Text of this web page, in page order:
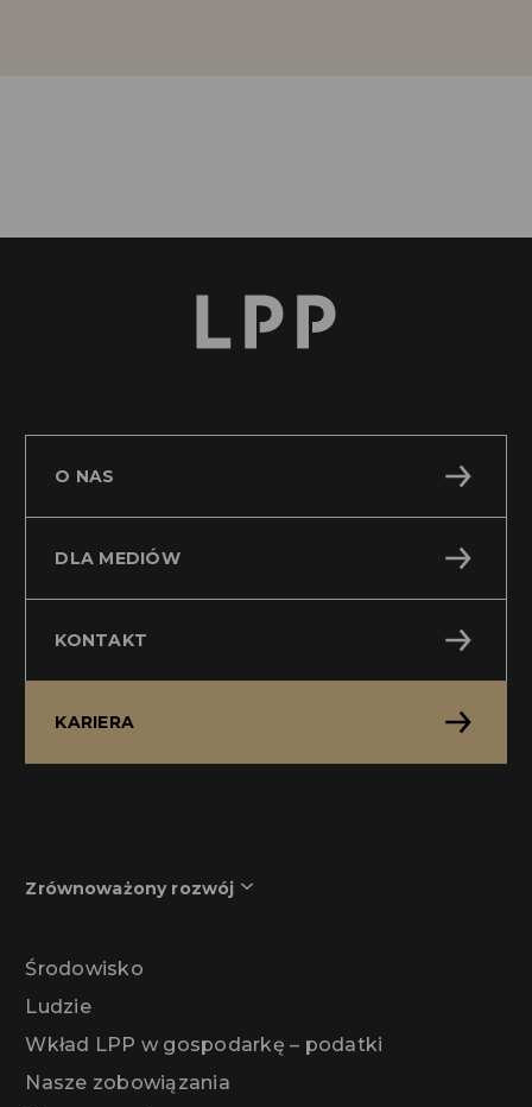
O NAS
DLA MEDIÓW
KONTAKT
KARIERA
Zrównoważony rozwój
Środowisko
Ludzie
Wkład LPP w gospodarkę – podatki
Nasze zobowiązania